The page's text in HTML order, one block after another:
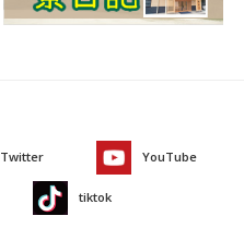
Twitter YouTube
tiktok